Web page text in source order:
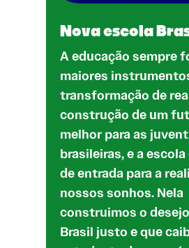
Nova escola
A educação sempre
maiores
transformação de
construção de um
melhor para as
brasileiras, e a
de entrada para a
nossos sonhos. Nela
construimos o
Brasil justo e que